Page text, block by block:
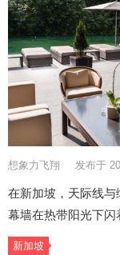
想象力飞翔 发布于
在新加坡，天际线
幕墙在热带阳光下
新加坡